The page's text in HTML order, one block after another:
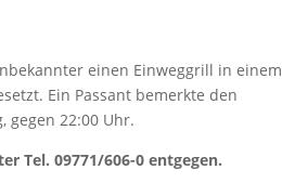
einen Einweggrill in einem
Ein Passant bemerkte den
gegen 22:00 Uhr.
Tel. 09771/606-0 entgegen.